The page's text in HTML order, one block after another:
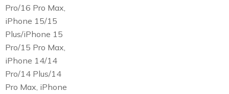
Pro/16 Pro Max,
iPhone 15/15
Plus/iPhone 15
Pro/15 Pro Max,
iPhone 14/14
Pro/14 Plus/14
Pro Max, iPhone